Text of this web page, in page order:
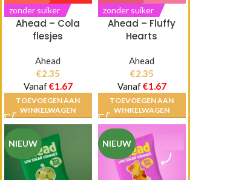
zonder suiker
Ahead – Cola
flesjes
Ahead
€2.35
Vanaf€1.67
TOEVOEGEN AAN
WINKELWAGEN
zonder suiker
Ahead – Fluffy
Hearts
Ahead
€2.35
Vanaf€1.67
TOEVOEGEN AAN
WINKELWAGEN
NIEUW NIEUW